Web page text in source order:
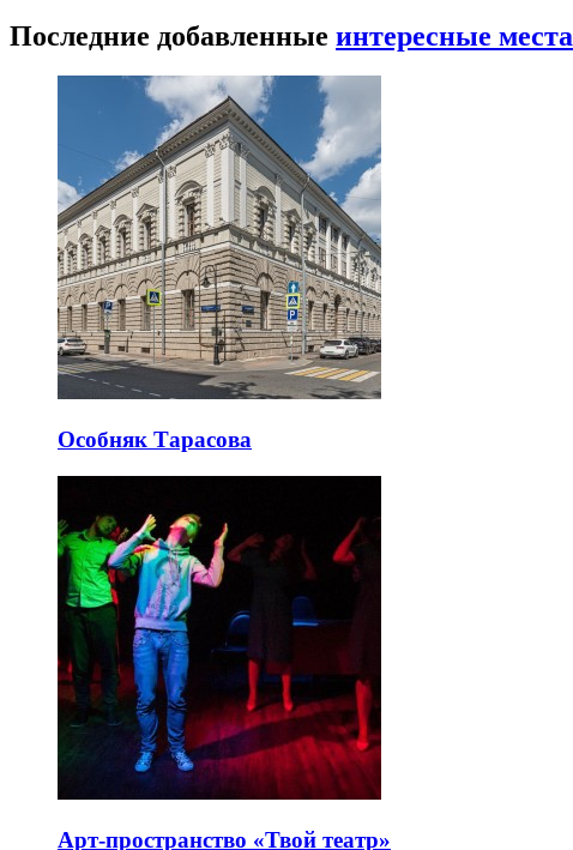
Последние добавленные интересные места
Особняк Тарасова
Арт-пространство «Твой театр»